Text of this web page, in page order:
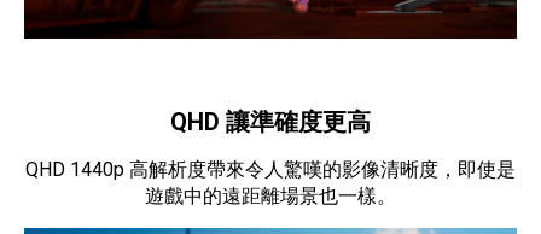
QHD 讓準確度更高
QHD 1440p 高解析度帶來令人驚嘆的影像清晰度，即使是
遊戲中的遠距離場景也一樣。